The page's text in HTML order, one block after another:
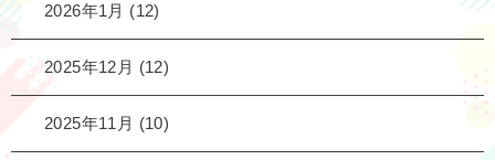
2026年1月 (12)
2025年12月 (12)
2025年11月 (10)